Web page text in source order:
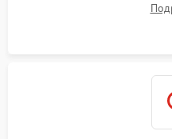
Восстановление